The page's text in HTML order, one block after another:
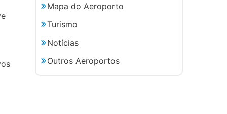
Mapa do Aeroporto
Turismo
Notícias
Outros Aeroportos